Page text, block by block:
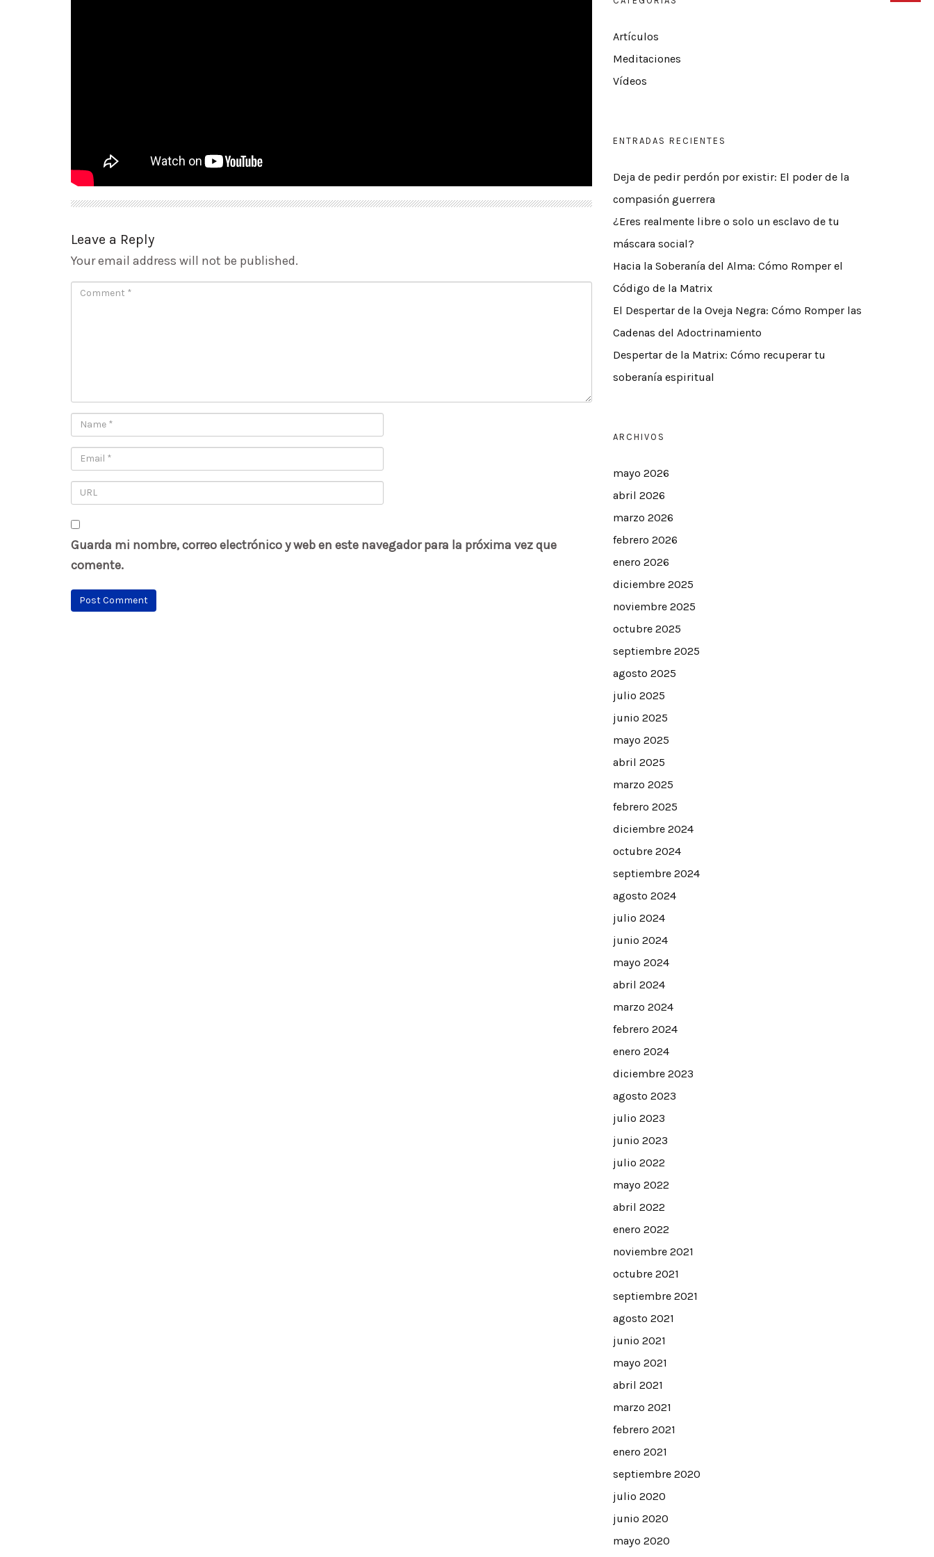
Leave a Reply
Your email address will not be published.
Guarda mi nombre, correo electrónico y web en este navegador para la próxima vez que
comente.
Artículos
Meditaciones
Vídeos
ENTRADAS RECIENTES
Deja de pedir perdón por existir: El poder de la
compasión guerrera
¿Eres realmente libre o solo un esclavo de tu
máscara social?
Hacia la Soberanía del Alma: Cómo Romper el
Código de la Matrix
El Despertar de la Oveja Negra: Cómo Romper las
Cadenas del Adoctrinamiento
Despertar de la Matrix: Cómo recuperar tu
soberanía espiritual
ARCHIVOS
mayo 2026
abril 2026
marzo 2026
febrero 2026
enero 2026
diciembre 2025
noviembre 2025
octubre 2025
septiembre 2025
agosto 2025
julio 2025
junio 2025
mayo 2025
abril 2025
marzo 2025
febrero 2025
diciembre 2024
octubre 2024
septiembre 2024
agosto 2024
julio 2024
junio 2024
mayo 2024
abril 2024
marzo 2024
febrero 2024
enero 2024
diciembre 2023
agosto 2023
julio 2023
junio 2023
julio 2022
mayo 2022
abril 2022
enero 2022
noviembre 2021
octubre 2021
septiembre 2021
agosto 2021
junio 2021
mayo 2021
abril 2021
marzo 2021
febrero 2021
enero 2021
septiembre 2020
julio 2020
junio 2020
mayo 2020